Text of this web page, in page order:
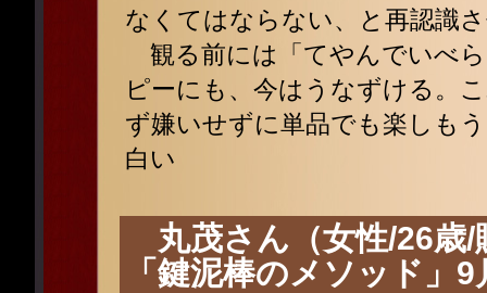
なくてはならない、と再認識
観る前には「てやんでいべ
ピーにも、今はうなずける。
ず嫌いせずに単品でも楽しも
白い
丸茂さん（女性/26歳/
「鍵泥棒のメソッド